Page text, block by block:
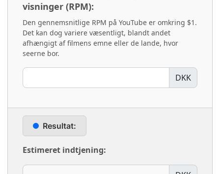
visninger (RPM):
Den gennemsnitlige RPM på YouTube er omkring $1.
Det kan dog variere væsentligt, blandt andet
afhængigt af filmens emne eller de lande, hvor
seerne bor.
DKK
Resultat:
Estimeret indtjening: